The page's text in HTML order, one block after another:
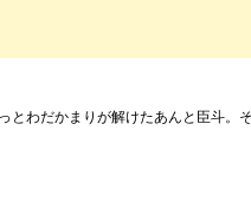
とわだかまりが解けたあんと臣斗